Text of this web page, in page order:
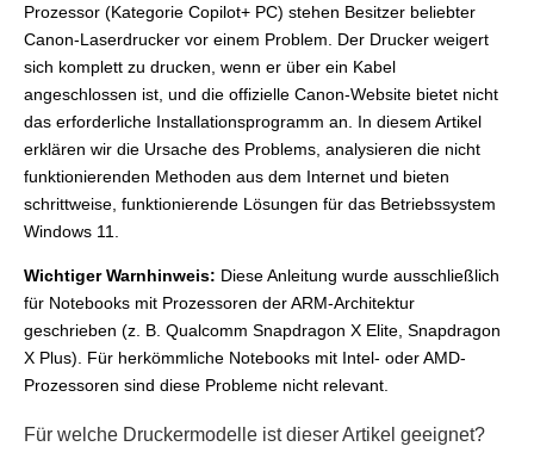
Prozessor (Kategorie Copilot+ PC) stehen Besitzer beliebter
Canon-Laserdrucker vor einem Problem. Der Drucker weigert
sich komplett zu drucken, wenn er über ein Kabel
angeschlossen ist, und die offizielle Canon-Website bietet nicht
das erforderliche Installationsprogramm an. In diesem Artikel
erklären wir die Ursache des Problems, analysieren die nicht
funktionierenden Methoden aus dem Internet und bieten
schrittweise, funktionierende Lösungen für das Betriebssystem
Windows 11.
Wichtiger Warnhinweis: Diese Anleitung wurde ausschließlich
für Notebooks mit Prozessoren der ARM-Architektur
geschrieben (z. B. Qualcomm Snapdragon X Elite, Snapdragon
X Plus). Für herkömmliche Notebooks mit Intel- oder AMD-
Prozessoren sind diese Probleme nicht relevant.
Für welche Druckermodelle ist dieser Artikel geeignet?